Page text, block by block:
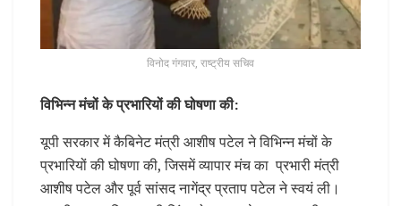
विनोद गंगवार, राष्ट्रीय सचिव
विभिन्न मंचों के प्रभारियों की घोषणा की:
यूपी सरकार में कैबिनेट मंत्री आशीष पटेल ने विभिन्न मंचों के
प्रभारियों की घोषणा की, जिसमें व्यापार मंच का प्रभारी मंत्री
आशीष पटेल और पूर्व सांसद नागेंद्र प्रताप पटेल ने स्वयं ली।